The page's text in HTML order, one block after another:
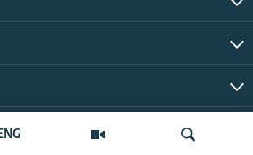
ENG2026 RFE/RL, Inc. Все права защищены.